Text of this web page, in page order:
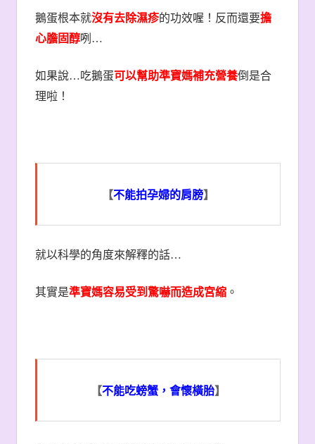
鵝蛋根本就沒有去除濕疹的功效喔！反而還要擔
心膽固醇咧 …
如果說…吃鵝蛋可以幫助準寶媽補充營養倒是合
理啦！
【不能拍孕婦的肩膀】
就以科學的角度來解釋的話…
其實是準寶媽容易受到驚嚇而造成宮縮。
【不能吃螃蟹，會懷橫胎】